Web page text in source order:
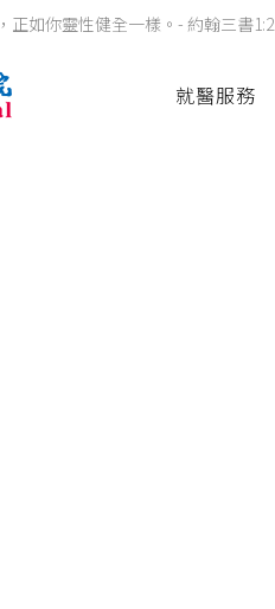
如你靈性健全一樣。- 約翰三書1:2
就醫服務